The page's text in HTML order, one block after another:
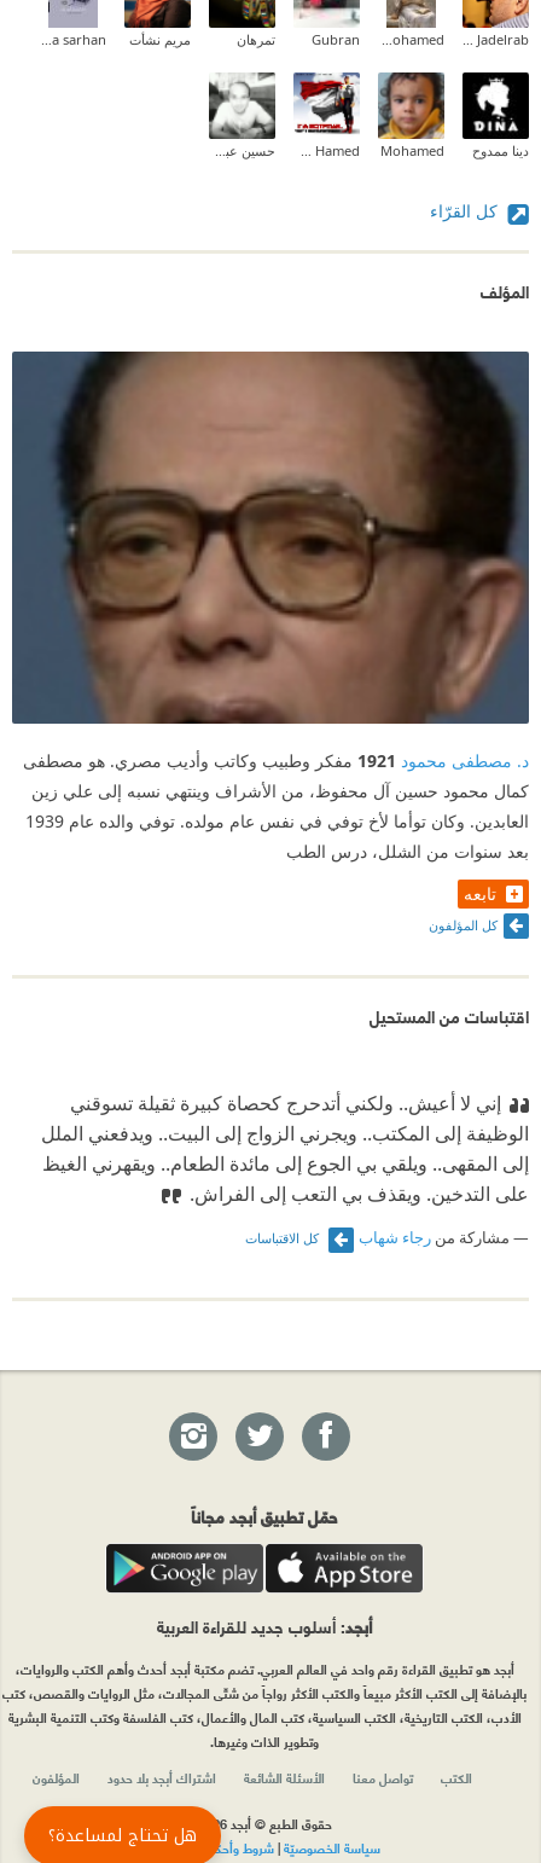
Mohamed Jadelrab
Aliaa Mohamed
Gubran تمرهان مريم نشأت Dina sarhan
دينا ممدوح Mohamed
Khaled Hamed حسين عبد القوي
كل القرّاء
المؤلف
د. مصطفى محمود 1921 مفكر وطبيب وكاتب وأديب مصري. هو مصطفى
كمال محمود حسين آل محفوظ، من الأشراف وينتهي نسبه إلى علي زين
العابدين. وكان توأما لأخ توفي في نفس عام مولده. توفي والده عام 1939
بعد سنوات من الشلل، درس الطب
تابعه
كل المؤلفون
اقتباسات من المستحيل
إني لا أعيش.. ولكني أتدحرج كحصاة كبيرة ثقيلة تسوقني
الوظيفة إلى المكتب.. ويجرني الزواج إلى البيت.. ويدفعني الملل
إلى المقهى.. ويلقي بي الجوع إلى مائدة الطعام.. ويقهرني الغيظ
على التدخين. ويقذف بي التعب إلى الفراش.
مشاركة من رجاء شهاب كل الاقتباسات
حمّل تطبيق أبجد مجاناً
أبجد: أسلوب جديد للقراءة العربية
أبجد هو تطبيق القراءة رقم واحد في العالم العربي. تضم مكتبة أبجد أحدث وأهم الكتب والروايات،
بالإضافة إلى الكتب الأكثر مبيعاً والكتب الأكثر رواجاً من شتّى المجالات، مثل الروايات والقصص، كتب
الأدب، الكتب التاريخية، الكتب السياسية، كتب المال والأعمال، كتب الفلسفة وكتب التنمية البشرية
وتطوير الذات وغيرها.
الكتب
تواصل معنا الأسئلة الشائعة اشتراك أبجد بلا حدود
المؤلفون
حقوق الطبع © أبجد 2026
سياسة الخصوصيّة|شروط وأحكام الاستخدامهل تحتاج لمساعدة؟